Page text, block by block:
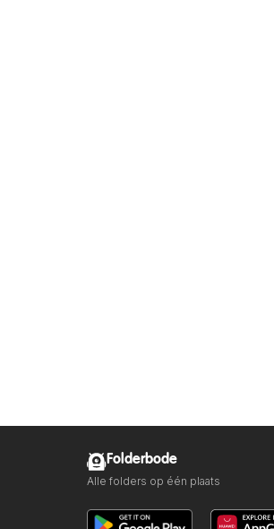
Folderbode
Alle folders op één plaats